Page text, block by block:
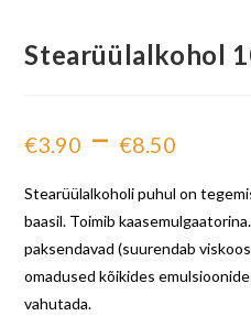
Stearüülalkohol
€3.90 – €8.50
Stearüülalkoholi puhul on
baasil. Toimib
paksendavad (suurendab
omadused kõikides
vahutada.